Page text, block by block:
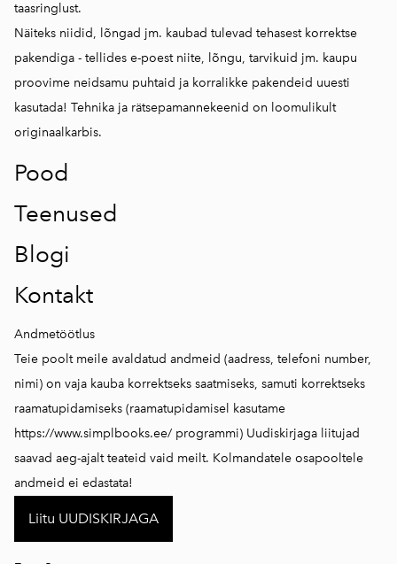
taasringlust.
Näiteks niidid, lõngad jm. kaubad tulevad tehasest korrektse
pakendiga - tellides e-poest niite, lõngu, tarvikuid jm. kaupu
proovime neidsamu puhtaid ja korralikke pakendeid uuesti
kasutada! Tehnika ja rätsepamannekeenid on loomulikult
originaalkarbis.
Pood
Teenused
Blogi
Kontakt
Andmetöötlus
Teie poolt meile avaldatud andmeid (aadress, telefoni number,
nimi) on vaja kauba korrektseks saatmiseks, samuti korrektseks
raamatupidamiseks (raamatupidamisel kasutame
https://www.simplbooks.ee/ programmi) Uudiskirjaga liitujad
saavad aeg-ajalt teateid vaid meilt. Kolmandatele osapooltele
andmeid ei edastata!
Liitu UUDISKIRJAGA